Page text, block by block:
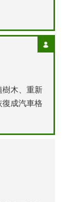
樹木、重新
成汽車格